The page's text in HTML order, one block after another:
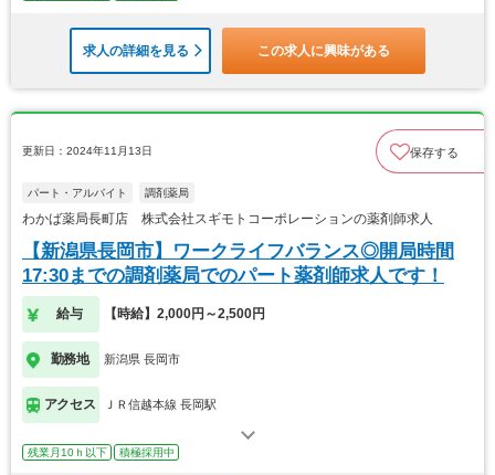
求人の詳細を見る この求人に興味がある
更新日：2024年11月13日 保存する
パート・アルバイト 調剤薬局
わかば薬局長町店 株式会社スギモトコーポレーションの薬剤師求人
【新潟県長岡市】ワークライフバランス◎開局時間
17:30までの調剤薬局でのパート薬剤師求人です！
給与 【時給】2,000円～2,500円
勤務地 新潟県 長岡市
アクセス ＪＲ信越本線 長岡駅
残業月10ｈ以下 積極採用中